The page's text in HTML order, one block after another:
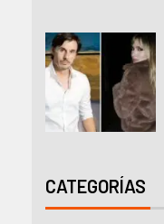
CATEGORÍAS